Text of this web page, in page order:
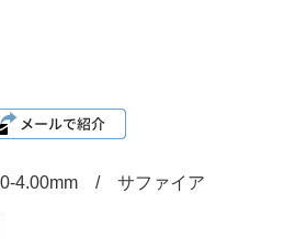
4.00mm / サファイア